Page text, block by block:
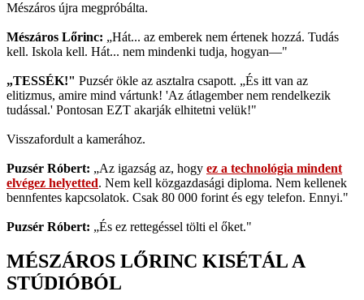
Mészáros újra megpróbálta.
Mészáros Lőrinc: „Hát... az emberek nem értenek hozzá. Tudás
kell. Iskola kell. Hát... nem mindenki tudja, hogyan—"
„TESSÉK!" Puzsér ökle az asztalra csapott. „És itt van az
elitizmus, amire mind vártunk! 'Az átlagember nem rendelkezik
tudással.' Pontosan EZT akarják elhitetni velük!"
Visszafordult a kamerához.
Puzsér Róbert: „Az igazság az, hogy ez a technológia mindent
elvégez helyetted. Nem kell közgazdasági diploma. Nem kellenek
bennfentes kapcsolatok. Csak 80 000 forint és egy telefon. Ennyi."
Puzsér Róbert: „És ez rettegéssel tölti el őket."
MÉSZÁROS LŐRINC KISÉTÁL A
STÚDIÓBÓL